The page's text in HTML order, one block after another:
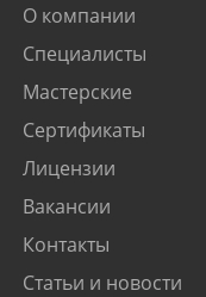
О компании
Специалисты
Мастерские
Сертификаты
Лицензии
Вакансии
Контакты
Статьи и новости